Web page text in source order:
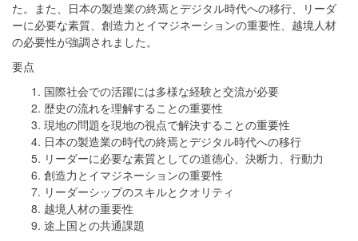
た。また、日本の製造業の終焉とデジタル時代への移行、リーダ
ーに必要な素質、創造力とイマジネーションの重要性、越境人材
の必要性が強調されました。
要点
国際社会での活躍には多様な経験と交流が必要
歴史の流れを理解することの重要性
現地の問題を現地の視点で解決することの重要性
日本の製造業の時代の終焉とデジタル時代への移行
リーダーに必要な素質としての道徳心、決断力、行動力
創造力とイマジネーションの重要性
リーダーシップのスキルとクオリティ
越境人材の重要性
途上国との共通課題